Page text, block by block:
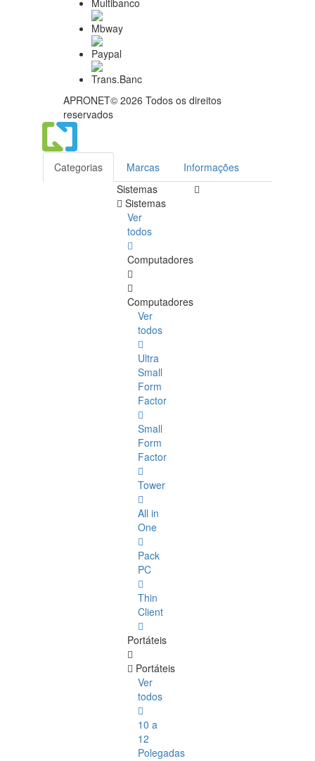
APRONET© 2026 Todos os direitos
reservados
Categorias Marcas
Informações
Sistemas
Sistemas
Ver
todos
Computadores
Computadores
Ver
todos
Ultra
Small
Form
Factor
Small
Form
Factor
Tower
All in
One
Pack
PC
Thin
Client
Portáteis
Portáteis
Ver
todos
10 a
12
Polegadas